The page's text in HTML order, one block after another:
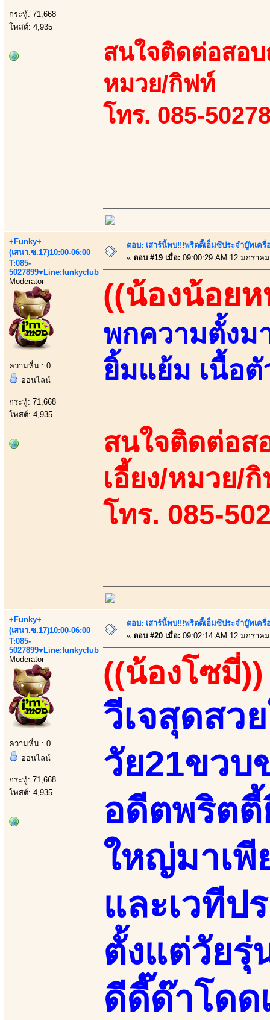
กระทู้: 71,668
โพสต์: 4,935
สนใจติดต่อสอบ
หมวย/กิฟท์
โทร. 085-
+Funky+
(เสนา.ซ.17)10:00-06:00
T:085-
5027899♥Line:funkyclub
Moderator
ความหื่น : 0
ออนไลน์
กระทู้: 71,668
โพสต์: 4,935
ตอบ: เสาร์นี้พบ!!!พริตตี้เอ็มซีประจำบู๊ทเค
« ตอบ #19 เมื่อ: 09:00:29 AM 12 มกราค
((น้องน้อย
พกความตั้งม
ยิ้มแย้ม เนื้อตั
สนใจติดต่อส
เอี้ยง/หมวย/
โทร. 085-
+Funky+
(เสนา.ซ.17)10:00-06:00
T:085-
5027899♥Line:funkyclub
Moderator
ความหื่น : 0
ออนไลน์
กระทู้: 71,668
โพสต์: 4,935
ตอบ: เสาร์นี้พบ!!!พริตตี้เอ็มซีประจำบู๊ทเค
« ตอบ #20 เมื่อ: 09:02:14 AM 12 มกราค
((น้องโซมี่))
วีเจสุดสว
วัย21ขว
อดีตพริต
ใหญ่มาเพี
และเวทีป
ตั้งแต่วัยรุ่
ดีดี๊ด๊าโดด